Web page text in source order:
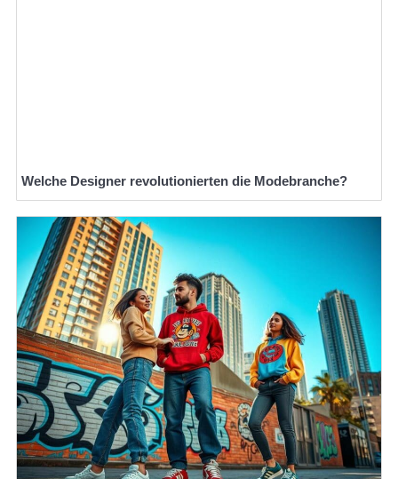
Welche Designer revolutionierten die Modebranche?